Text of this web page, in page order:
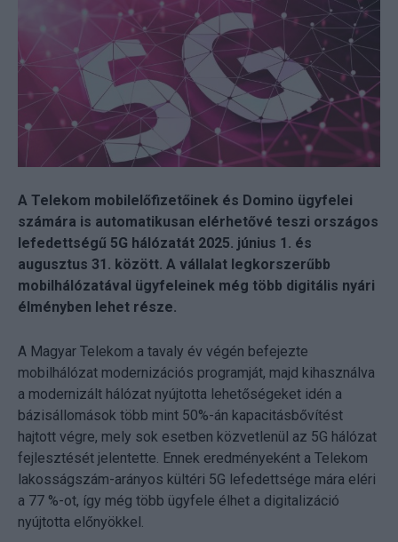
A Telekom mobilelőfizetőinek és Domino ügyfelei
számára is automatikusan elérhetővé teszi országos
lefedettségű 5G hálózatát 2025. június 1. és
augusztus 31. között. A vállalat legkorszerűbb
mobilhálózatával ügyfeleinek még több digitális nyári
élményben lehet része.
A Magyar Telekom a tavaly év végén befejezte
mobilhálózat modernizációs programját, majd kihasználva
a modernizált hálózat nyújtotta lehetőségeket idén a
bázisállomások több mint 50%-án kapacitásbővítést
hajtott végre, mely sok esetben közvetlenül az 5G hálózat
fejlesztését jelentette. Ennek eredményeként a Telekom
lakosságszám-arányos kültéri 5G lefedettsége mára eléri
a 77 %-ot, így még több ügyfele élhet a digitalizáció
nyújtotta előnyökkel.